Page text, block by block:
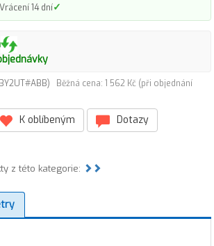
Vrácení 14 dní✓
Běžná cena: 1 562 Kč (při objednání
K oblíbeným
Dotazy
z této kategorie: